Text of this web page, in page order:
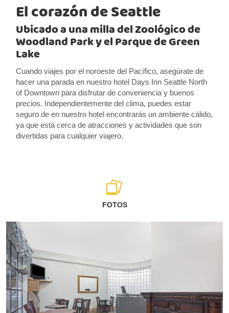
El corazón de Seattle
Ubicado a una milla del Zoológico de
Woodland Park y el Parque de Green
Lake
Cuando viajes por el noroeste del Pacífico, asegúrate de
hacer una parada en nuestro hotel Days Inn Seattle North
of Downtown para disfrutar de conveniencia y buenos
precios. Independientemente del clima, puedes estar
seguro de en nuestro hotel encontrarás un ambiente cálido,
ya que está cerca de atracciones y actividades que son
divertidas para cualquier viajero.
FOTOS